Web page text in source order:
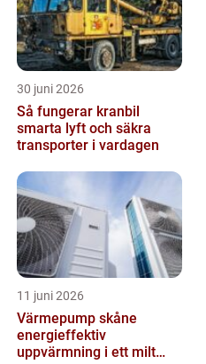
30 juni 2026
Så fungerar kranbil
smarta lyft och säkra
transporter i vardagen
11 juni 2026
Värmepump skåne
energieffektiv
uppvärmning i ett milt